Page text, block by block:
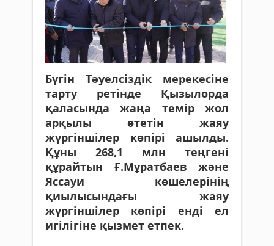
Бүгін Тәуелсіздік мерекесіне
тарту ретінде Қызылорда
қаласында жаңа темір жол
арқылы өтетін жаяу
жүргіншілер көпірі ашылды.
Құны 268,1 млн теңгені
құрайтын Ғ.Мұратбаев және
Яссауи көшелерінің
қиылысындағы жаяу
жүргіншілер көпірі енді ел
игілігіне қызмет етпек.